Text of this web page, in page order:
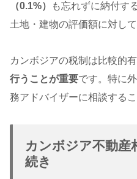
（0.1%）
も忘れずに納付す
土地・建物の評価額に対して
カンボジアの税制は比較的有
行うことが重要です。特に
務アドバイザーに相談する
カンボジア不動産
続き